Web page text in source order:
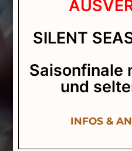
SILENT
Saisonfinale
und
INFOS &